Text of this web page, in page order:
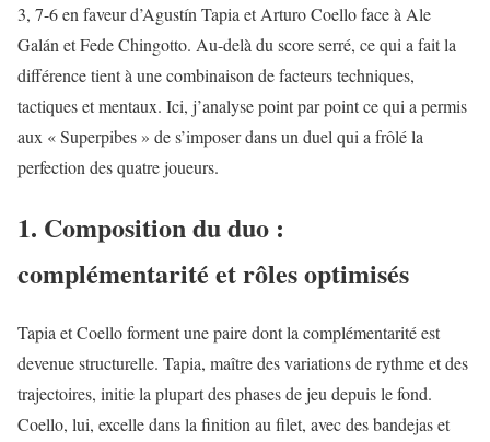
3, 7-6 en faveur d’Agustín Tapia et Arturo Coello face à Ale
Galán et Fede Chingotto. Au-delà du score serré, ce qui a fait la
différence tient à une combinaison de facteurs techniques,
tactiques et mentaux. Ici, j’analyse point par point ce qui a permis
aux « Superpibes » de s’imposer dans un duel qui a frôlé la
perfection des quatre joueurs.
1. Composition du duo :
complémentarité et rôles optimisés
Tapia et Coello forment une paire dont la complémentarité est
devenue structurelle. Tapia, maître des variations de rythme et des
trajectoires, initie la plupart des phases de jeu depuis le fond.
Coello, lui, excelle dans la finition au filet, avec des bandejas et